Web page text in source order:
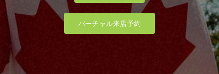
バーチャル来店予約